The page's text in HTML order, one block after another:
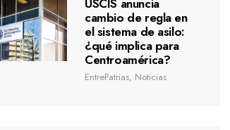
USCIS anuncia
cambio de regla en
el sistema de asilo:
¿qué implica para
Centroamérica?
EntrePatrias, Noticias